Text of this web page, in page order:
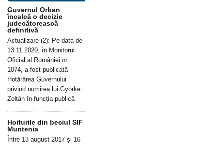
Guvernul Orban
încalcă o decizie
judecătorească
definitivă
Actualizare (2): Pe data de
13.11.2020, în Monitorul
Oficial al României nr.
1074, a fost publicată
Hotărârea Guvernului
privind numirea lui Györke
Zoltán în funcția publică
Hoiturile din beciul SIF
Muntenia
Între 13 august 2017 și 16